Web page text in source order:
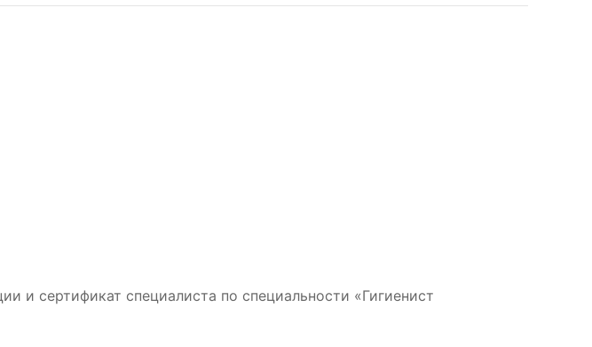
и сертификат специалиста по специальности «Гигиенист